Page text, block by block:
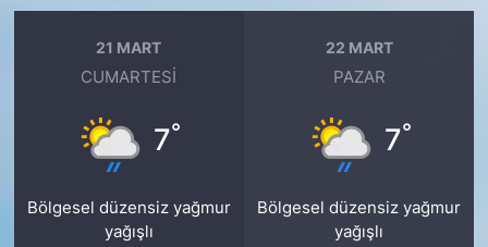
21 MART
CUMARTESI
7°
Bölgesel düzensiz yağmur
yağışlı
22 MART
PAZAR
7°
Bölgesel düzensiz yağmur
yağışlı